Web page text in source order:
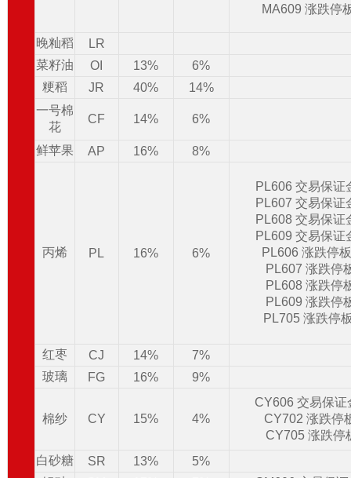
MA609 涨跌停
晚籼稻
LR
菜籽油
OI 13%
6%
粳稻
JR 40%
14%
一号棉
花
CF 14% 6%
鲜苹果 AP 16% 8%
丙烯 PL 16% 6%
PL606 交易保
PL607 交易保
PL608 交易保
PL609 交易保
PL606 涨跌停
PL607 涨跌停
PL608 涨跌停
PL609 涨跌停
PL705 涨跌停
红枣 CJ 14%
7%
玻璃
FG 16% 9%
棉纱 CY 15% 4%
CY606 交易保
CY702 涨跌停
CY705 涨跌停
白砂糖
SR 13%
5%